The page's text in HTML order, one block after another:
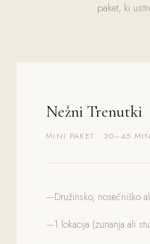
paket, ki
Nežni Trenutki
MINI PAKET · 30–45 MIN
Družinsko, nosečniško
1 lokacija (zunanja ali